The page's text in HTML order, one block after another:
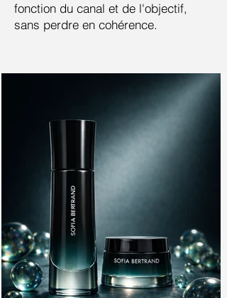
fonction du canal et de l'objectif,
sans perdre en cohérence.